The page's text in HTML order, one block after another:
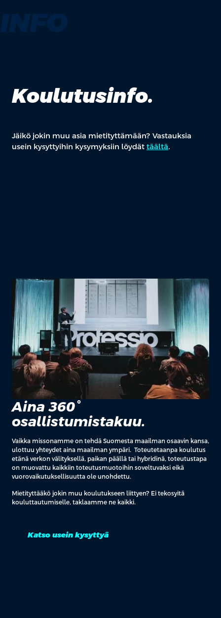
Koulutusinfo.
Jäikö jokin muu asia mietityttämään? Vastauksia
usein kysyttyihin kysymyksiin löydät täältä.
Aina 360°
osallistumistakuu.
Vaikka missonamme on tehdä Suomesta maailman osaavin kansa,
ulottuu yhteydet aina maailman ympäri. Toteutetaanpa koulutus
etänä verkon välityksellä, paikan päällä tai hybridinä, toteutustapa
on muovattu kaikkiin toteutusmuotoihin soveltuvaksi eikä
vuorovaikutuksellisuutta ole unohdettu.
Mietityttääkö jokin muu koulutukseen liittyen? Ei tekosyitä
kouluttautumiselle, taklaamme ne kaikki.
Katso usein kysyttyä